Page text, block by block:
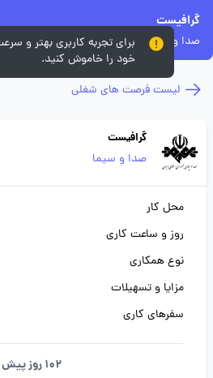
گرافیست
صدا و سیما
لیست فرصت های شغلی
گرافیست
صدا و سیما
محل کار
روز و ساعت کاری
نوع همکاری
مزایا و تسهیلات
سفرهای کاری
102 روز پیش
خود را خاموش کنید.